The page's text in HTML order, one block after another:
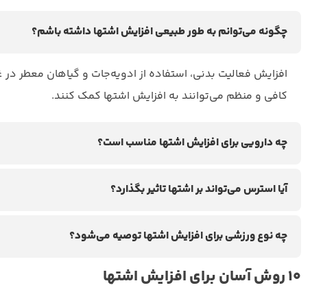
چگونه می‌توانم به طور طبیعی افزایش اشتها داشته باشم؟
افزایش فعالیت بدنی، استفاده از ادویه‌جات و گیاهان
کافی و منظم می‌توانند به افزایش اشتها کمک کنند.
چه دارویی برای افزایش اشتها مناسب است؟
آیا استرس می‌تواند بر اشتها تاثیر بگذارد؟
چه نوع ورزشی برای افزایش اشتها توصیه می‌شود؟
۱۰ روش آسان برای افزایش اشتها